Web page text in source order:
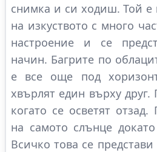
снимка и си ходиш. Той е
на изкуството с много
настроение и се
начин. Багрите по
е все още под
хвърлят един върху друг.
когато се осветят
на самото слънце
Всичко това се